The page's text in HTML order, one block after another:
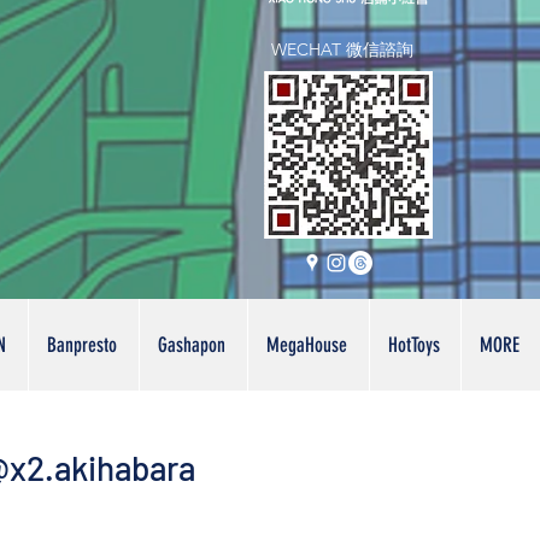
WECHAT 微信諮詢
Banpresto Gashapon MegaHouse HotToys MORE